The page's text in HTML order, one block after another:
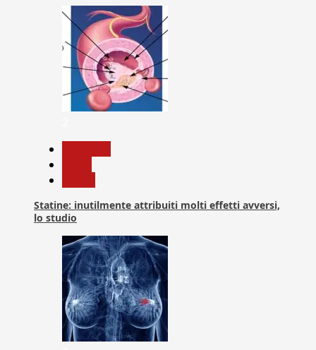
Statine: inutilmente attribuiti molti effetti avversi,
lo studio